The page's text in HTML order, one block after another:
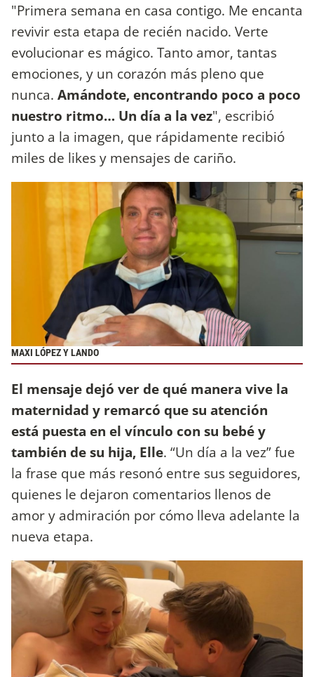
"Primera semana en casa contigo. Me encanta
revivir esta etapa de recién nacido. Verte
evolucionar es mágico. Tanto amor, tantas
emociones, y un corazón más pleno que
nunca. Amándote, encontrando poco a poco
nuestro ritmo… Un día a la vez", escribió
junto a la imagen, que rápidamente recibió
miles de likes y mensajes de cariño.
MAXI LÓPEZ Y LANDO
El mensaje dejó ver de qué manera vive la
maternidad y remarcó que su atención
está puesta en el vínculo con su bebé y
también de su hija, Elle. “Un día a la vez” fue
la frase que más resonó entre sus seguidores,
quienes le dejaron comentarios llenos de
amor y admiración por cómo lleva adelante la
nueva etapa.